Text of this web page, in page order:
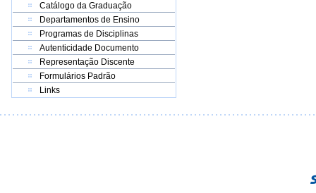
Catálogo da Graduação
Departamentos de Ensino
Programas de Disciplinas
Autenticidade Documento
Representação Discente
Formulários Padrão
Links